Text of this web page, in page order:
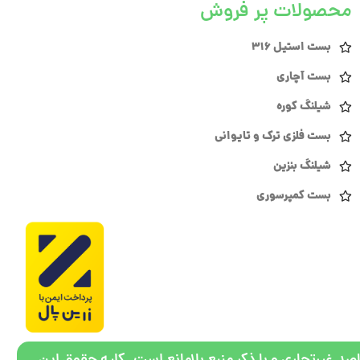
محصولات پر فروش
بست استیل 316
بست آچاری
شیلنگ کوره
بست فلزی ترک و تایوانی
شیلنگ بنزین
بست کمپرسوری